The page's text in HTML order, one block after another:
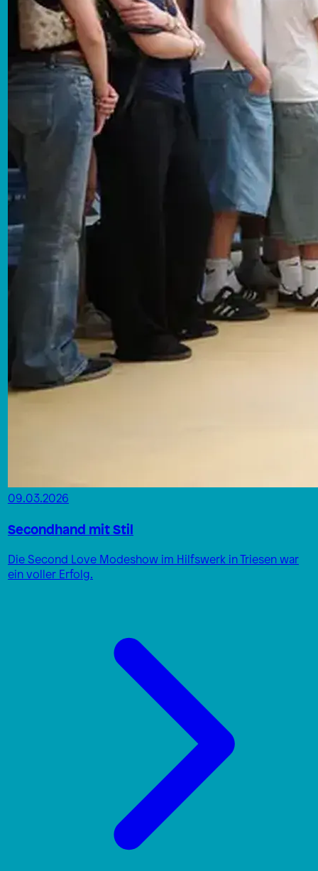
09.03.2026
Secondhand mit Stil
Die Second Love Modeshow im Hilfswerk in Triesen war
ein voller Erfolg.